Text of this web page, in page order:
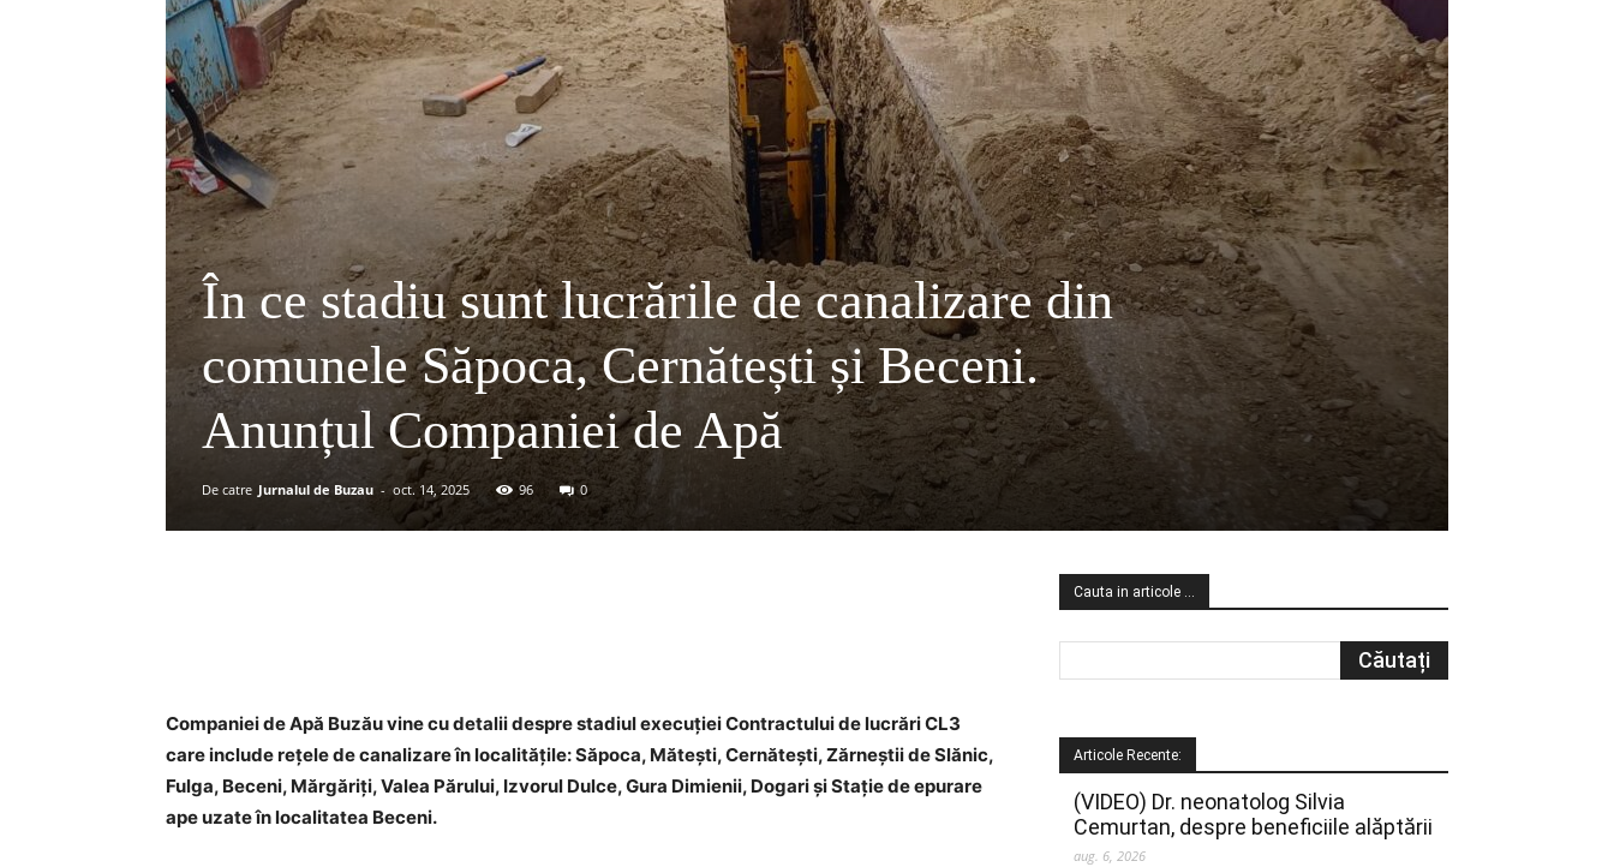
În ce stadiu sunt lucrările de canalizare din
comunele Săpoca, Cernătești și Beceni.
Anunțul Companiei de Apă
De catre Jurnalul de Buzau - oct. 14, 2025 96 0
Companiei de Apă Buzău vine cu detalii despre stadiul execuției Contractului de lucrări CL3
care include rețele de canalizare în localitățile: Săpoca, Mătești, Cernătești, Zărneștii de Slănic,
Fulga, Beceni, Mărgăriți, Valea Părului, Izvorul Dulce, Gura Dimienii, Dogari și Stație de epurare
ape uzate în localitatea Beceni.
Cauta in articole …
Articole Recente:
(VIDEO) Dr. neonatolog Silvia
Cemurtan, despre beneficiile alăptării
aug. 6, 2026